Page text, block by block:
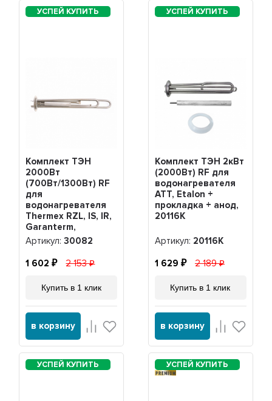
Комплект ТЭН
2000Вт
(700Вт/1300Вт) RF
для
водонагревателя
Thermex RZL, IS, IR,
Garanterm,
Electrolux EWH,
нерж. + анод М4,
30082
Артикул:30082
1 602 2 153
Купить в 1 клик
в корзину
Комплект ТЭН 2кВт
(2000Вт) RF для
водонагревателя
ATT, Etalon +
прокладка + анод,
20116K
Артикул: 20116K
1 629 2 189
Купить в 1 клик
в корзину
PREMIUM